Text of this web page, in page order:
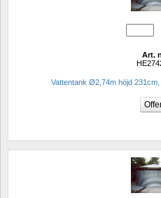
Art.
Vattentank Ø2,74m höjd